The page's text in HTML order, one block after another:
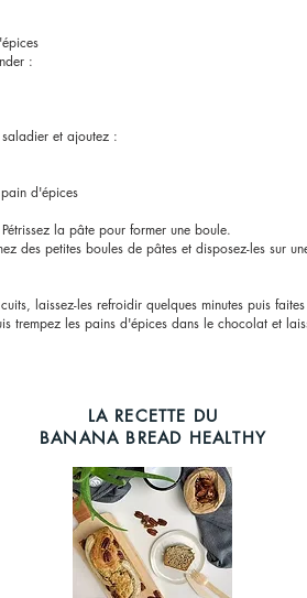
:
et ajoutez :
d'épices
la pâte pour former une boule.
des petites boules de pâtes et disposez-les sur
laissez-les refroidir quelques minutes puis
trempez les pains d'épices dans le chocolat et
LA RECETTE DU
BANANA BREAD HEALTHY